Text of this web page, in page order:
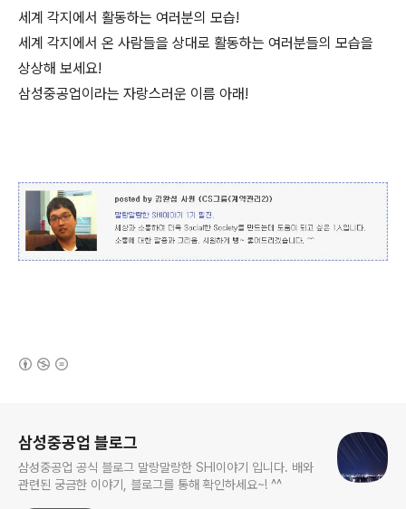
세계 각지에서 활동하는 여러분의 모습!
세계 각지에서 온 사람들을 상대로 활동하는 여러분들의 모습을
상상해 보세요!
삼성중공업이라는 자랑스러운 이름 아래!
삼성중공업 블로그
삼성중공업 공식 블로그 말랑말랑한 SHI이야기 입니다. 배와
관련된 궁금한 이야기, 블로그를 통해 확인하세요~! ^^